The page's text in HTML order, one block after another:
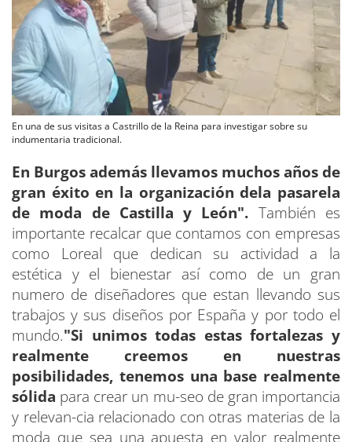
En una de sus visitas a Castrillo de la Reina para investigar sobre su
indumentaria tradicional.
En Burgos además llevamos muchos años de
gran éxito en la organización dela pasarela
de moda de Castilla y León". También es
importante recalcar que contamos con empresas
como Loreal que dedican su actividad a la
estética y el bienestar así como de un gran
numero de diseñadores que estan llevando sus
trabajos y sus diseños por España y por todo el
mundo."Si unimos todas estas fortalezas y
realmente creemos en nuestras
posibilidades, tenemos una base realmente
sólida para crear un mu-seo de gran importancia
y relevan-cia relacionado con otras materias de la
moda que sea una apuesta en valor realmente